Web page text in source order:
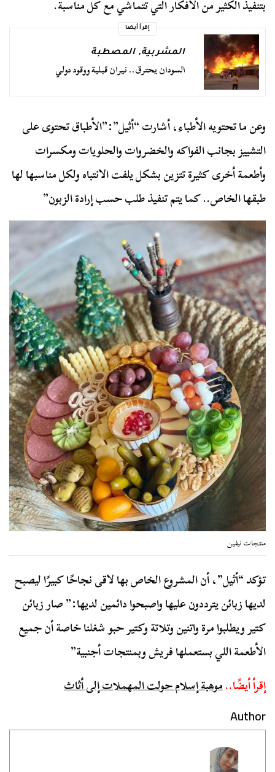
بتنفيذ الكثير من الأفكار التي تتماشي مع كل مناسبة.
إقرأ أيضا
المشربية,المصطبة
السودان يحترق.. نيران قبلية ووقود دولي
وعن ما تحتويه الأطباء، أشارت “أثيل”:”الأطباق تحتوى على
التشييز بجانب الفواكه والخضروات والحلويات ومكسرات
وأطعمة أخرى كثيرة تتزين بشكل يلفت الانتباه ولكل مناسبها لها
طبقها الخاص.. كما يتم تنفيذ طلب حسب إرادة الزبون”
منتجات نيفين
تؤكد “أثيل”، أن المشروع الخاص بها لاقى نجاحًا كبيرًا ليصبح
لديها زبائن يترددون عليها واصبحوا دائمين لديها:” صار زبائن
كتير ويطلبوا مرة واتنين وتلاتة وكتير حبو شغلنا خاصة أن جميع
الأطعمة اللي بستعملها فريش وبمنتجات أجنبية”
إقرأ أيضًا..موهبة إسلام حولت المهملات إلى أثاث
Author